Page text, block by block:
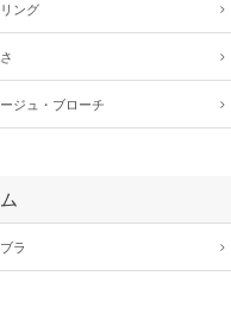
ング
ジュ・ ブローチ
ラ